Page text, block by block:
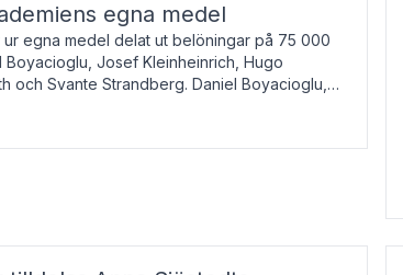
egna medel
egna medel delat ut belöningar på 75 000
Josef Kleinheinrich, Hugo
och Svante Strandberg. Daniel Boyacioglu,
Josef